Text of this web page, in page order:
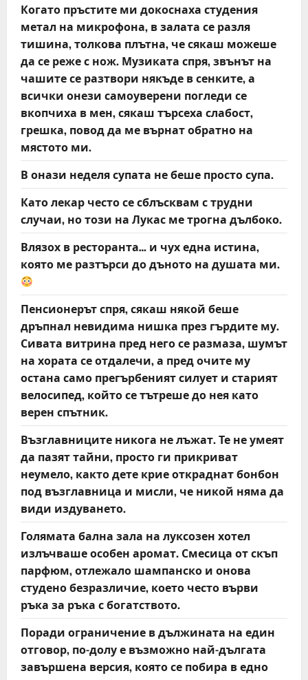
Когато пръстите ми докоснаха студения
метал на микрофона, в залата се разля
тишина, толкова плътна, че сякаш можеше
да се реже с нож. Музиката спря, звънът на
чашите се разтвори някъде в сенките, а
всички онези самоуверени погледи се
вкопчиха в мен, сякаш търсеха слабост,
грешка, повод да ме върнат обратно на
мястото ми.
В онази неделя супата не беше просто супа.
Като лекар често се сблъсквам с трудни
случаи, но този на Лукас ме трогна дълбоко.
Влязох в ресторанта… и чух една истина,
която ме разтърси до дъното на душата ми.
Пенсионерът спря, сякаш някой беше
дръпнал невидима нишка през гърдите му.
Сивата витрина пред него се размаза, шумът
на хората се отдалечи, а пред очите му
остана само прегърбеният силует и старият
велосипед, който се тътреше до нея като
верен спътник.
Възглавниците никога не лъжат. Те не умеят
да пазят тайни, просто ги прикриват
неумело, както дете крие откраднат бонбон
под възглавница и мисли, че никой няма да
види издуването.
Голямата бална зала на луксозен хотел
излъчваше особен аромат. Смесица от скъп
парфюм, отлежало шампанско и онова
студено безразличие, което често върви
ръка за ръка с богатството.
Поради ограничение в дължината на един
отговор, по-долу е възможно най-дългата
завършена версия, която се побира в едно